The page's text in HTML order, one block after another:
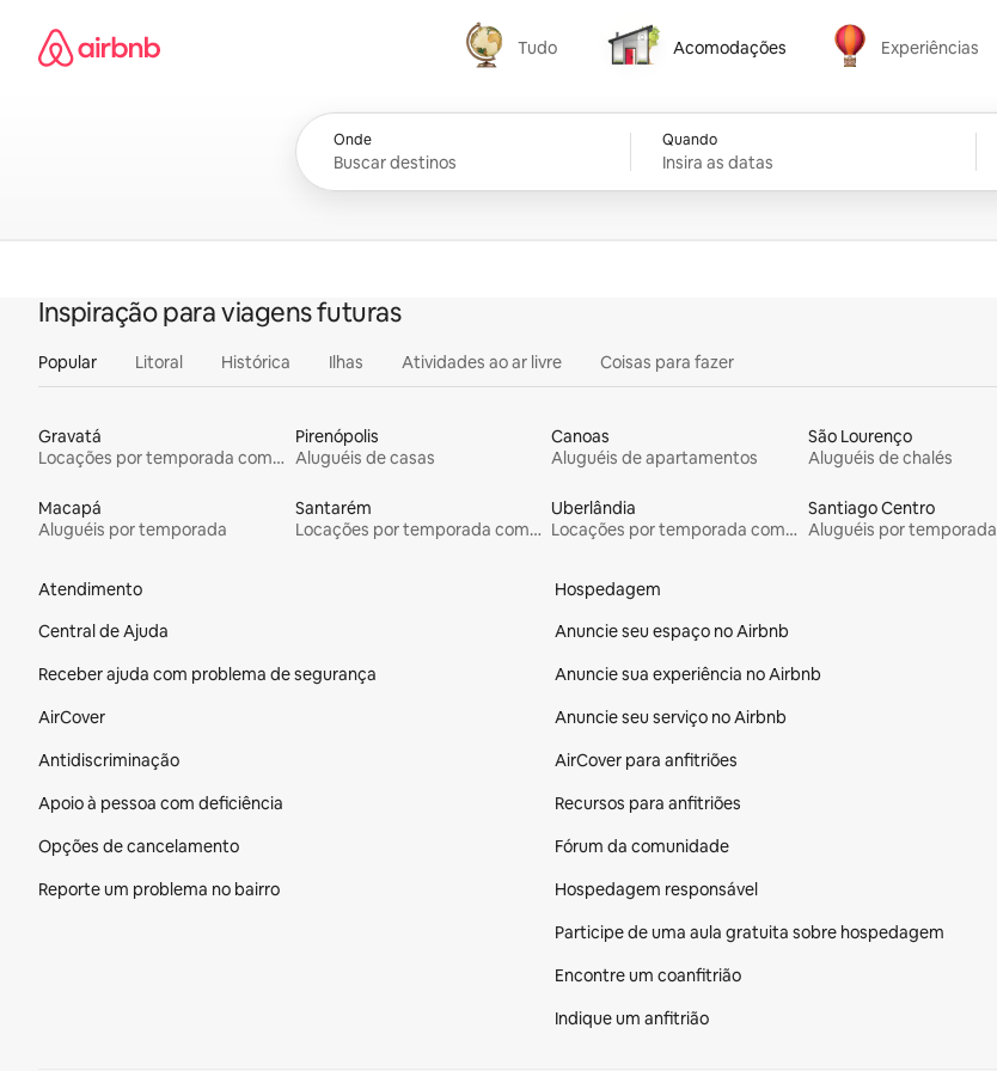
Página inicial do Airbnb
Tudo
Tudo
Acomodações
Acomodações
Experiências
Experiências
Onde Quando
Insira as datas
Inspiração para viagens futuras
Popular Litoral Histórica Ilhas Atividades ao ar livre Coisas para fazer
Gravatá
Locações por temporada com piscina
Pirenópolis
Aluguéis de casas
Canoas
Aluguéis de apartamentos
São Lourenço
Aluguéis de chalés
Macapá
Aluguéis por temporada
Santarém
Locações por temporada com piscina
Uberlândia
Locações por temporada com piscina
Santiago Centro
Aluguéis por temporada
Atendimento
Central de Ajuda
Receber ajuda com problema de segurança
AirCover
Antidiscriminação
Apoio à pessoa com deficiência
Opções de cancelamento
Reporte um problema no bairro
Hospedagem
Anuncie seu espaço no Airbnb
Anuncie sua experiência no Airbnb
Anuncie seu serviço no Airbnb
AirCover para anfitriões
Recursos para anfitriões
Fórum da comunidade
Hospedagem responsável
Participe de uma aula gratuita sobre hospedagem
Encontre um coanfitrião
Indique um anfitrião